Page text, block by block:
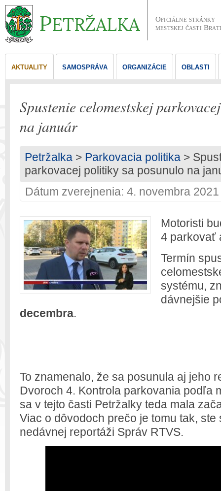
Oficiálne stránky
mestskej časti
AKTUALITY SAMOSPRÁVA ORGANIZÁCIE OBLASTI
Spustenie celomestskej
na január
Petržalka > Parkovacia politika >
parkovacej politiky sa posunulo na
Dátum zverejnenia: 4. novembra 2021
Motoristi
4 parkovať
Termín
systému,
dávnejšie
decembra.
To znamenalo, že sa posunula aj jeho
Dvoroch 4. Kontrola parkovania podľa
sa v tejto časti Petržalky teda mala
Viac o dôvodoch prečo je tomu tak,
nedávnej reportáži Správ RTVS.